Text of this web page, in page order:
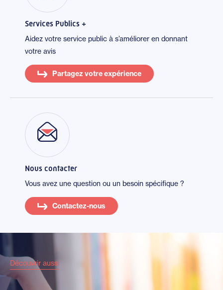
Services Publics +
Aidez votre service public à s’améliorer en donnant
votre avis
Partagez votre expérience
Nous contacter
Vous avez une question ou un besoin spécifique ?
Contactez-nous
Découvrir aussi